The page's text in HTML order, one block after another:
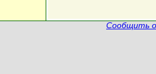
Сообщить о